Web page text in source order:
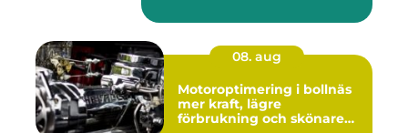
08. aug
Motoroptimering i bollnäs
mer kraft, lägre
förbrukning och skönare